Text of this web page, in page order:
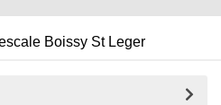
Boissy St Leger